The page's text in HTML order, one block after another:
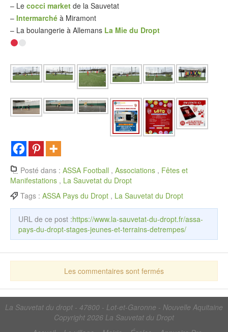
– ⁠Le cocci market de la Sauvetat
– ⁠Intermarché à Miramont
– ⁠La boulangerie à Allemans La Mie du Dropt
Posté dans : ASSA Football , Associations , Fêtes et
Manifestations , La Sauvetat du Dropt
Tags : ASSA Pays du Dropt , La Sauvetat du Dropt
URL de ce post :https://www.la-sauvetat-du-dropt.fr/assa-
pays-du-dropt-stages-jeunes-et-terrains-detrempes/
Les commentaires sont fermés
La Sauvetat du dropt - 47800 - Lot-et-Garonne - Nouvelle Aquitaine
Copyright 2026 La Sauvetat du Dropt